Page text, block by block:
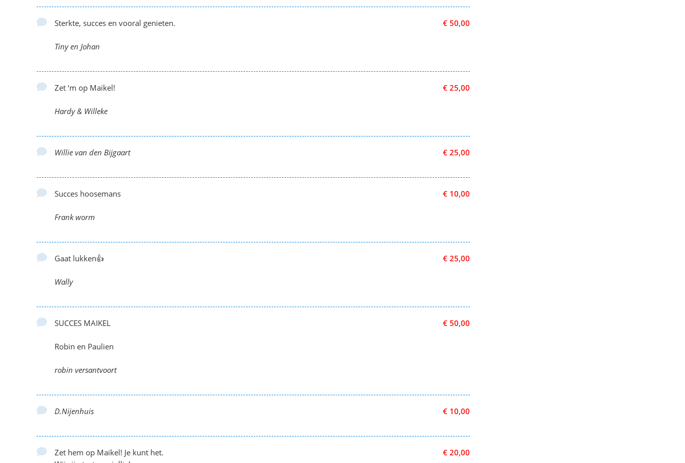
€ 50,00
Sterkte, succes en vooral genieten.
Tiny en Johan
€ 25,00
Zet ‘m op Maikel!
Hardy & Willeke
€ 25,00
Willie van den Bijgaart
€ 10,00
Succes hoosemans
Frank worm
€ 25,00
Gaat lukken👍
Wally
€ 50,00
SUCCES MAIKEL
Robin en Paulien
robin versantvoort
€ 10,00
D.Nijenhuis
€ 20,00
Zet hem op Maikel! Je kunt het.